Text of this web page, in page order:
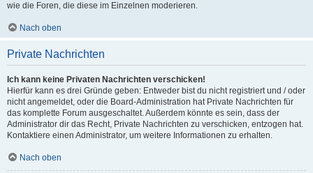
wie die Foren, die diese im Einzelnen moderieren.
Nach oben
Private Nachrichten
Ich kann keine Privaten Nachrichten verschicken!
Hierfür kann es drei Gründe geben: Entweder bist du nicht registriert und / oder
nicht angemeldet, oder die Board-Administration hat Private Nachrichten für
das komplette Forum ausgeschaltet. Außerdem könnte es sein, dass der
Administrator dir das Recht, Private Nachrichten zu verschicken, entzogen hat.
Kontaktiere einen Administrator, um weitere Informationen zu erhalten.
Nach oben